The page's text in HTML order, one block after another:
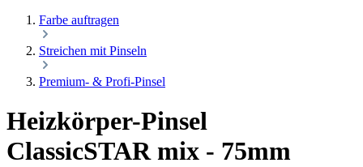
Farbe auftragen
Streichen mit Pinseln
Premium- & Profi-Pinsel
Heizkörper-Pinsel
ClassicSTAR mix - 75mm